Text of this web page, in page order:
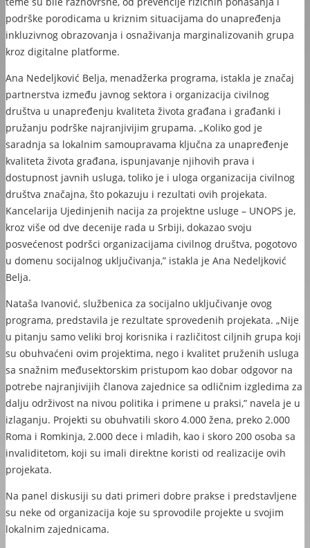
podrške porodicama u kriznim situacijama do unapređenja
inkluzivnog obrazovanja i osnaživanja marginalizovanih grupa
kroz digitalne platforme.
Ana Nedeljković Belja, menadžerka programa, istakla je značaj
partnerstva između javnog sektora i organizacija civilnog
društva u unapređenju kvaliteta života građana i građanki i
pružanju podrške najranjivijim grupama. „Koliko god je
saradnja sa lokalnim samoupravama ključna za unapređenje
kvaliteta života građana, ispunjavanje njihovih prava i
dostupnost javnih usluga, toliko je i uloga organizacija civilnog
društva značajna, što pokazuju i rezultati ovih projekata.
Kancelarija Ujedinjenih nacija za projektne usluge – UNOPS je,
kroz više od dve decenije rada u Srbiji, dokazao svoju
posvećenost podršci organizacijama civilnog društva, pogotovo
u domenu socijalnog uključivanja,” istakla je Ana Nedeljković
Belja.
Nataša Ivanović, službenica za socijalno uključivanje ovog
programa, predstavila je rezultate sprovedenih projekata. „Nije
u pitanju samo veliki broj korisnika i različitost ciljnih grupa koji
su obuhvaćeni ovim projektima, nego i kvalitet pruženih usluga
sa snažnim međusektorskim pristupom kao dobar odgovor na
potrebe najranjivijih članova zajednice sa odličnim izgledima za
dalju održivost na nivou politika i primene u praksi,” navela je u
izlaganju. Projekti su obuhvatili skoro 4.000 žena, preko 2.000
Roma i Romkinja, 2.000 dece i mladih, kao i skoro 200 osoba sa
invaliditetom, koji su imali direktne koristi od realizacije ovih
projekata.
Na panel diskusiji su dati primeri dobre prakse i predstavljene
su neke od organizacija koje su sprovodile projekte u svojim
lokalnim zajednicama.